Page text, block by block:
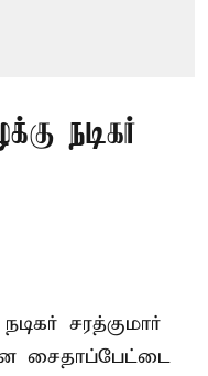
நடிகர்
சரத்குமார்
சைதாப்பேட்டை